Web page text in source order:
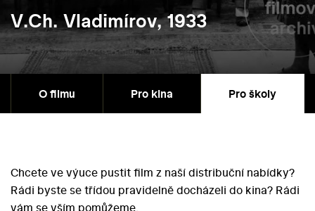
V.Ch. Vladimírov, 1933
O filmu Pro kina Pro školy
Chcete ve výuce pustit film z naší distribuční nabídky?
Rádi byste se třídou pravidelně docházeli do kina? Rádi
vám se vším pomůžeme.